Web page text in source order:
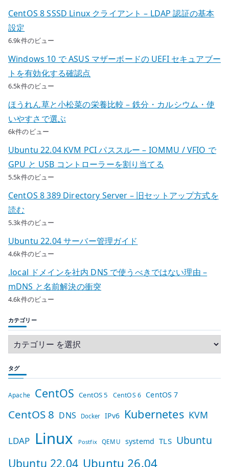
CentOS 8 SSSD Linux クライアント – LDAP 認証の基本
設定
6.9k件のビュー
Windows 10 で ASUS マザーボードの UEFI セキュアブー
トを有効化する確認点
6.5k件のビュー
ほうれん草と小松菜の栄養比較 – 鉄分・カルシウム・使
いやすさで選ぶ
6k件のビュー
Ubuntu 22.04 KVM PCI パススルー – IOMMU / VFIO で
GPU と USB コントローラーを割り当てる
5.5k件のビュー
CentOS 8 389 Directory Server – 旧セットアップ方式を
読む
5.3k件のビュー
Ubuntu 22.04 サーバー管理ガイド
4.6k件のビュー
.local ドメインを社内 DNS で使うべきではない理由 –
mDNS と名前解決の衝突
4.6k件のビュー
カテゴリー
タグ
Apache CentOS CentOS 5 CentOS 6 CentOS 7
CentOS 8 DNS Docker IPv6 Kubernetes KVM
LDAP Linux Postfix QEMU systemd TLS Ubuntu
Ubuntu 22.04 Ubuntu 26.04